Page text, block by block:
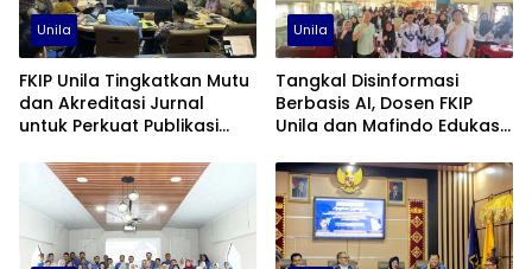
Unila
FKIP Unila Tingkatkan Mutu
dan Akreditasi Jurnal
untuk Perkuat Publikasi
Unila
Tangkal Disinformasi
Berbasis AI, Dosen FKIP
Unila dan Mafindo Edukasi